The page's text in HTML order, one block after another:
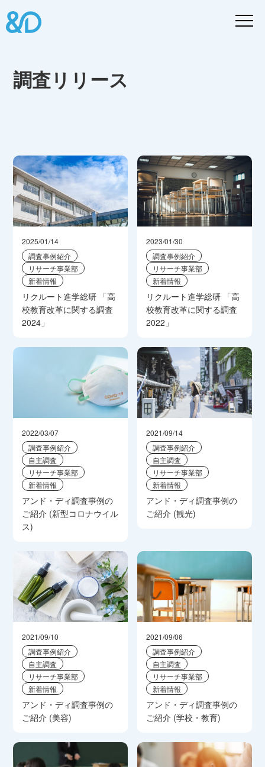
調査リリース
2025/01/14
調査事例紹介
リサーチ事業部
新着情報
リクルート進学総研 「高
校教育改革に関する調査
2024」
2023/01/30
調査事例紹介
リサーチ事業部
新着情報
リクルート進学総研 「高
校教育改革に関する調査
2022」
2022/03/07
調査事例紹介
自主調査
リサーチ事業部
新着情報
アンド・ディ調査事例の
ご紹介 (新型コロナウイル
ス)
2021/09/14
調査事例紹介
自主調査
リサーチ事業部
新着情報
アンド・ディ調査事例の
ご紹介 (観光)
2021/09/10
調査事例紹介
自主調査
リサーチ事業部
新着情報
アンド・ディ調査事例の
ご紹介 (美容)
2021/09/06
調査事例紹介
自主調査
リサーチ事業部
新着情報
アンド・ディ調査事例の
ご紹介 (学校・教育)